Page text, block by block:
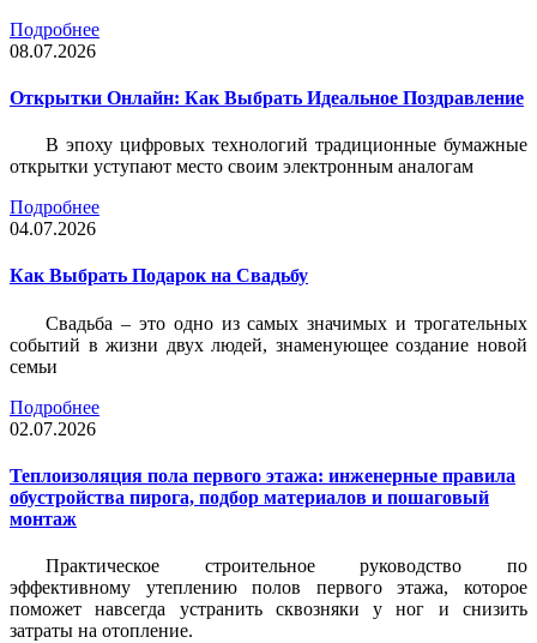
Подробнее
08.07.2026
Открытки Онлайн: Как Выбрать Идеальное Поздравление
В эпоху цифровых технологий традиционные бумажные
открытки уступают место своим электронным аналогам
Подробнее
04.07.2026
Как Выбрать Подарок на Свадьбу
Свадьба – это одно из самых значимых и трогательных
событий в жизни двух людей, знаменующее создание новой
семьи
Подробнее
02.07.2026
Теплоизоляция пола первого этажа: инженерные правила
обустройства пирога, подбор материалов и пошаговый
монтаж
Практическое строительное руководство по
эффективному утеплению полов первого этажа, которое
поможет навсегда устранить сквозняки у ног и снизить
затраты на отопление.